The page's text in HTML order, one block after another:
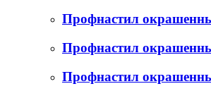
Профнастил
Профнастил
Профнастил